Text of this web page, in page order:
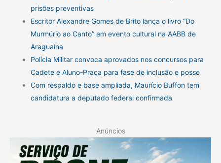
prisões preventivas
Escritor Alexandre Gomes de Brito lança o livro “Do
Murmúrio ao Canto” em evento cultural na AABB de
Araguaína
Polícia Militar convoca aprovados nos concursos para
Cadete e Aluno-Praça para fase de inclusão e posse
Com respaldo e base ampliada, Maurício Buffon tem
candidatura a deputado federal confirmada
Anúncios